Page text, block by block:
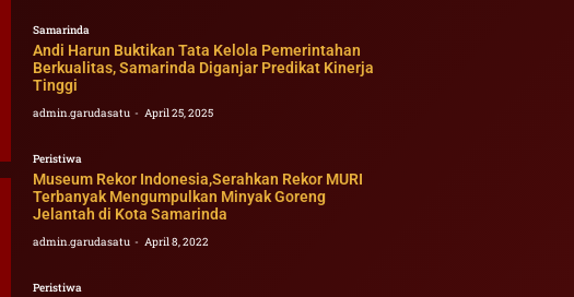
Samarinda
Andi Harun Buktikan Tata Kelola Pemerintahan
Berkualitas, Samarinda Diganjar Predikat Kinerja
Tinggi
admin.garudasatu April 25, 2025
Peristiwa
Museum Rekor Indonesia,Serahkan Rekor MURI
Terbanyak Mengumpulkan Minyak Goreng
Jelantah di Kota Samarinda
admin.garudasatu April 8, 2022
Peristiwa